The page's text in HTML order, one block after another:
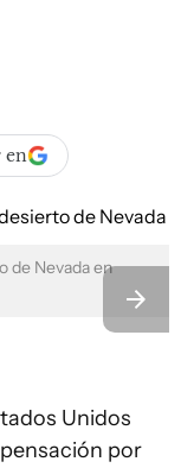
en
de Nevada en
Unidos
por